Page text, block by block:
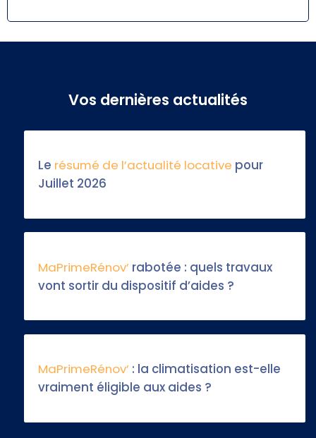
Vos dernières actualités
Le résumé de l’actualité locative pour
Juillet 2026
MaPrimeRénov’ rabotée : quels travaux
vont sortir du dispositif d’aides ?
MaPrimeRénov’ : la climatisation est-elle
vraiment éligible aux aides ?